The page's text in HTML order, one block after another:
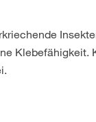
Klebefähigkeit.